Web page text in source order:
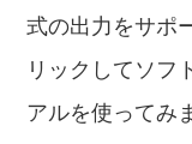
式の出力をサポ
リックしてソフ
アルを使ってみ